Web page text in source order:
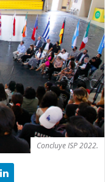
Concluye ISP 2022.